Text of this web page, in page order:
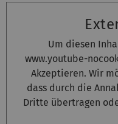
Um diesen
www.youtube-
Akzeptieren. Wir
dass durch die
Dritte übertragen